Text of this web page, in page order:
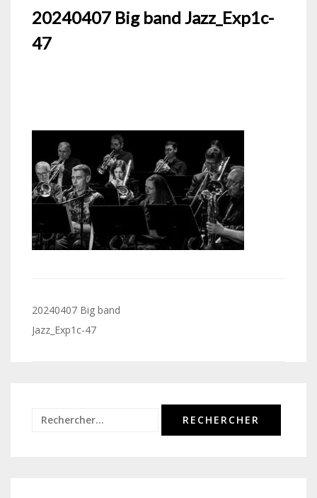
20240407 Big band Jazz_Exp1c-
47
Navigation
de
20240407 Big band
Jazz_Exp1c-47
Rechercher :